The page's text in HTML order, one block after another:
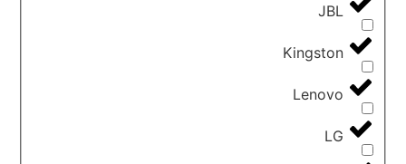
JBL
Kingston
Lenovo
LG